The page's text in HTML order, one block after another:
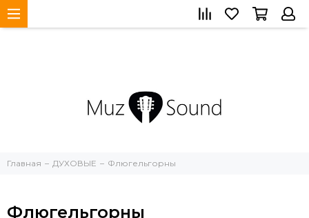
Главная ДУХОВЫЕ Флюгельгорны
Флюгельгорны